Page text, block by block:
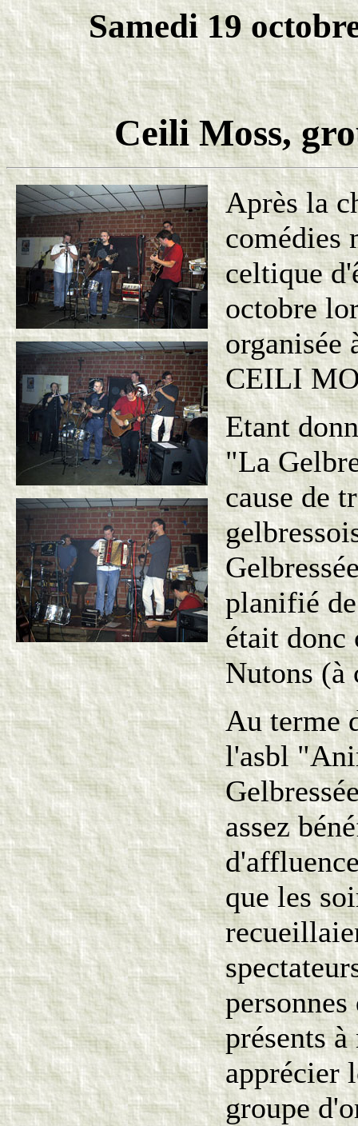
Samedi 19
Ceili Moss,
Après la
comédies
celtique
octobre
organisée
CEILI
Etant
"La
cause de
planifié
était donc
Nutons (à
Au terme
l'asbl
assez
que les
présents
apprécier
groupe